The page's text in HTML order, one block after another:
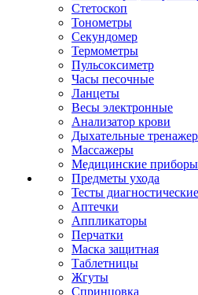
Стетоскоп
Тонометры
Секундомер
Термометры
Пульсоксиметр
Часы песочные
Ланцеты
Весы электронные
Анализатор крови
Дыхательные
Массажеры
Медицинские приборы
Предметы ухода
Тесты диагностические
Аптечки
Аппликаторы
Перчатки
Маска защитная
Таблетницы
Жгуты
Спринцовка